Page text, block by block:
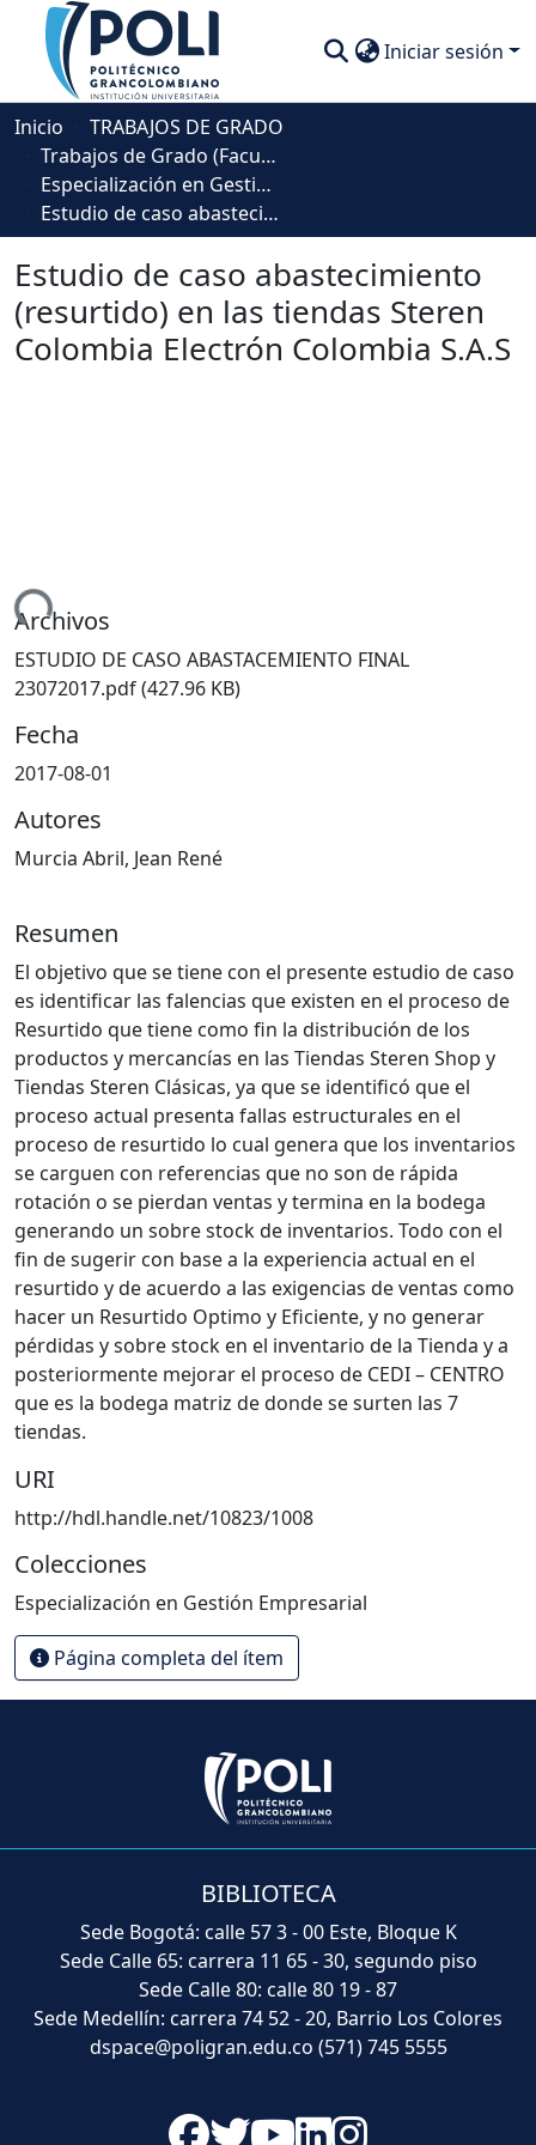
Iniciar sesión
Comunidades
Descubre
Estadísticas
Inicio
TRABAJOS DE GRADO
Trabajos de Grado (Facultad de Negocios, Gestión y Sostenibilidad)
Especialización en Gestión Empresarial
Estudio de caso abastecimiento (resurtido) en las tiendas Steren Colombia Electrón Colombia S.A.S
Estudio de caso abastecimiento
(resurtido) en las tiendas Steren
Colombia Electrón Colombia S.A.S
Archivos
ESTUDIO DE CASO ABASTACEMIENTO FINAL
23072017.pdf(427.96 KB)
Fecha
2017-08-01
Autores
Murcia Abril, Jean René
Resumen
El objetivo que se tiene con el presente estudio de caso
es identificar las falencias que existen en el proceso de
Resurtido que tiene como fin la distribución de los
productos y mercancías en las Tiendas Steren Shop y
Tiendas Steren Clásicas, ya que se identificó que el
proceso actual presenta fallas estructurales en el
proceso de resurtido lo cual genera que los inventarios
se carguen con referencias que no son de rápida
rotación o se pierdan ventas y termina en la bodega
generando un sobre stock de inventarios. Todo con el
fin de sugerir con base a la experiencia actual en el
resurtido y de acuerdo a las exigencias de ventas como
hacer un Resurtido Optimo y Eficiente, y no generar
pérdidas y sobre stock en el inventario de la Tienda y a
posteriormente mejorar el proceso de CEDI – CENTRO
que es la bodega matriz de donde se surten las 7
tiendas.
URI
http://hdl.handle.net/10823/1008
Colecciones
Especialización en Gestión Empresarial
Página completa del ítem
BIBLIOTECA
Sede Bogotá: calle 57 3 - 00 Este, Bloque K
Sede Calle 65: carrera 11 65 - 30, segundo piso
Sede Calle 80: calle 80 19 - 87
Sede Medellín: carrera 74 52 - 20, Barrio Los Colores
dspace@poligran.edu.co (571) 745 5555